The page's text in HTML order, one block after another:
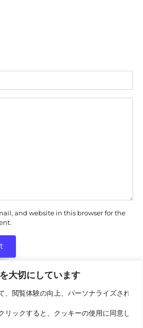
大切にしています
、閲覧体験の向上、パーソナライズされた
リックすると、クッキーの使用に同意した
and website in this browser for the
きやく